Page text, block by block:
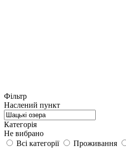
Фільтр
Наслений пункт
Категорія
Не вибрано
Всі категорії
Проживання